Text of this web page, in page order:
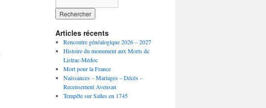
Articles récents
Rencontre généalogique 2026 – 2027
Histoire du monument aux Morts de
Listrac-Médoc
Mort pour la France
Naissances – Mariages – Décès –
Recensement Avensan
Tempête sur Salles en 1745